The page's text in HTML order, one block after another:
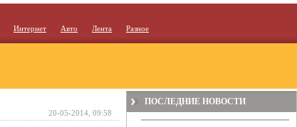
Интернет Авто Лента Разное
20-05-2014, 09:58
ПОСЛЕДНИЕ НОВОСТИ